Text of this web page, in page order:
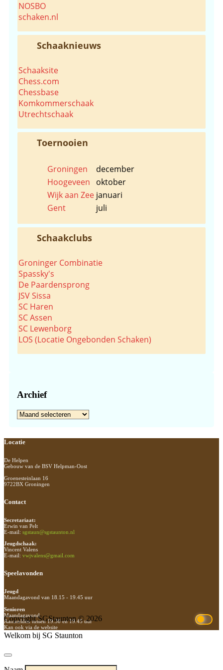
NOSBO
schaken.nl
Schaaknieuws
Schaaksite
Chess.com
Chessbase
Komkommerschaak
Utrechtschaak
Toernooien
Groningen
december
Hoogeveen
oktober
Wijk aan Zee januari
Gent
juli
Schaakclubs
Groninger Combinatie
Spassky's
De Paardensprong
JSV Sissa
SC Haren
SC Assen
SC Lewenborg
LOS (Locatie Ongebonden Schaken)
Archief
Archief
Footer
Locatie
De Helpen
Gebouw van de BSV Helpman-Oost
Groenesteinlaan 16
9722BX Groningen
Contact
Secretariaat:
Erwin van Pelt
E-mail: sgstaun@sgstaunton.nl
Jeugdschaak:
Vincent Valens
E-mail: vwjvalens@gmail.com
Speelavonden
Jeugd
Maandagavond van 18.15 - 19.45 uur
Senioren
Maandagavond
Aanmelden tussen 19.30 en 19.45 uur
Kan ook via de website
Copyright SGStaunton © 2026
Welkom bij SG Staunton